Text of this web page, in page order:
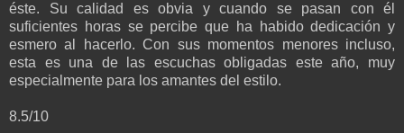
éste. Su calidad es obvia y cuando se pasan con él
suficientes horas se percibe que ha habido dedicación y
esmero al hacerlo. Con sus momentos menores incluso,
esta es una de las escuchas obligadas este año, muy
especialmente para los amantes del estilo.
8.5/10